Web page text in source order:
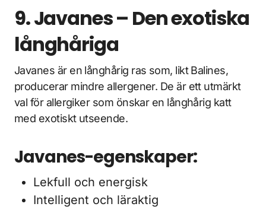
9. Javanes – Den exotiska
långhåriga
Javanes är en långhårig ras som, likt Balines,
producerar mindre allergener. De är ett utmärkt
val för allergiker som önskar en långhårig katt
med exotiskt utseende.
Javanes-egenskaper:
Lekfull och energisk
Intelligent och läraktig